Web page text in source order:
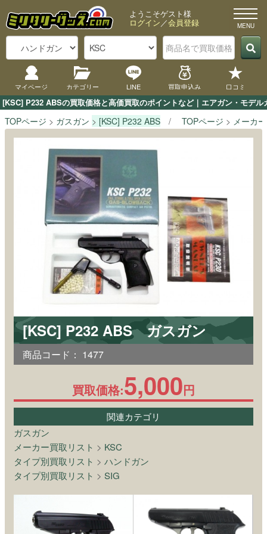
[KSC] P232 ABSの買取価格と高価買取のポイントなど｜エアガン・モデ
ようこそゲスト様
ログイン／会員登録
マイページ カテゴリー LINE 買取申込み 口コミ
TOPページ ガスガン [KSC] P232 ABS TOPページ メーカ
[KSC] P232 ABS ガスガン
商品コード： 1477
買取価格:5,000円
関連カテゴリ
ガスガン
メーカー買取リスト > KSC
タイプ別買取リスト > ハンドガン
タイプ別買取リスト > SIG